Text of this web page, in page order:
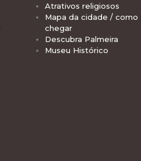
Atrativos religiosos
Mapa da cidade / como
chegar
Descubra Palmeira
Museu Histórico